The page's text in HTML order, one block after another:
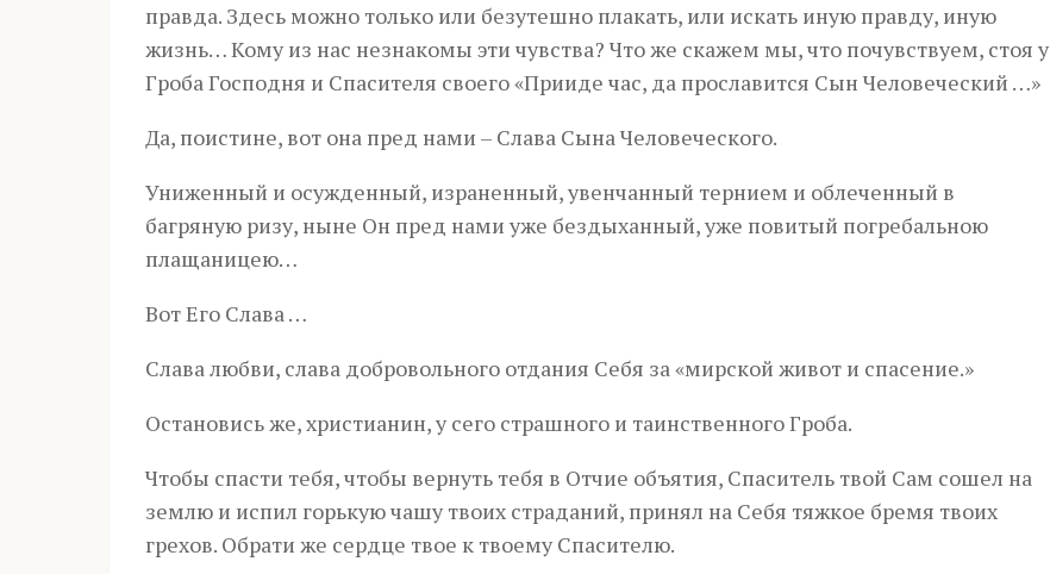
правда. Здесь можно только или безутешно плакать, или искать иную правду, иную
жизнь… Кому из нас незнакомы эти чувства? Что же скажем мы, что почувствуем, стоя у
Гроба Господня и Спасителя своего «Прииде час, да прославится Сын Человеческий …»
Да, поистине, вот она пред нами – Слава Сына Человеческого.
Униженный и осужденный, израненный, увенчанный тернием и облеченный в
багряную ризу, ныне Он пред нами уже бездыханный, уже повитый погребальною
плащаницею…
Вот Его Слава …
Слава любви, слава добровольного отдания Себя за «мирской живот и спасение.»
Остановись же, христианин, у сего страшного и таинственного Гроба.
Чтобы спасти тебя, чтобы вернуть тебя в Отчие объятия, Спаситель твой Сам сошел на
землю и испил горькую чашу твоих страданий, принял на Себя тяжкое бремя твоих
грехов. Обрати же сердце твое к твоему Спасителю.